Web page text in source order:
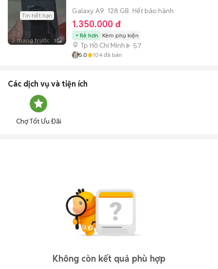
Tin hết hạn
2 tháng trước 3
Galaxy A9 128 GB Hết bảo hành
1.350.000 đ
Rẻ hơn Kèm phụ kiện
Tp Hồ Chí Minh 57
5.0 104 đã bán
Các dịch vụ và tiện ích
Chợ Tốt Ưu Đãi
Không còn kết quả phù hợp